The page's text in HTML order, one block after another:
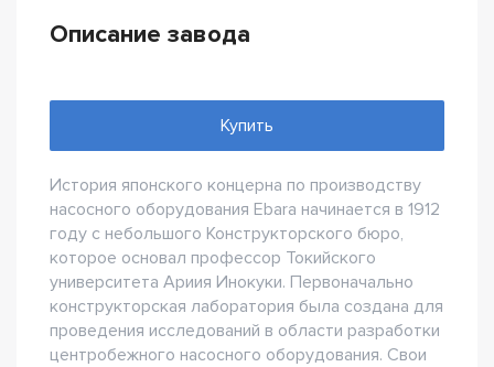
Описание завода
Купить
История японского концерна по производству
насосного оборудования Ebara начинается в 1912
году с небольшого Конструкторского бюро,
которое основал профессор Токийского
университета Ариия Инокуки. Первоначально
конструкторская лаборатория была создана для
проведения исследований в области разработки
центробежного насосного оборудования. Свои